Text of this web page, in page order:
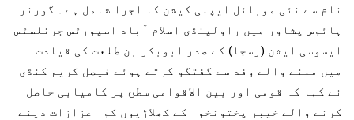
نام سے نئی موبائل ایپلی کیشن کا اجرا شامل ہے۔ گورنر
ہائوس پشاور میں راولپنڈی اسلام آباد اسپورٹس جرنلسٹس
ایسوسی ایشن (رسجا) کے صدر ابوبکر بن طلعت کی قیادت
میں ملنے والے وفد سے گفتگو کرتے ہوئے فیصل کریم کنڈی
نے کہا کہ قومی اور بین الاقوامی سطح پر کامیابی حاصل
کرنے والے خیبر پختونخوا کے کھلاڑیوں کو اعزازات دینے